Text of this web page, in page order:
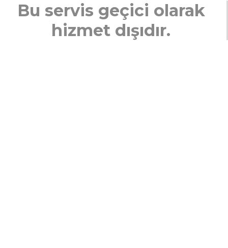
Bu servis geçici olarak
hizmet dışıdır.